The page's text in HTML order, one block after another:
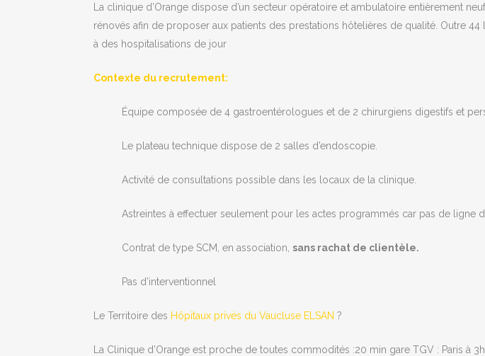
La clinique d’Orange dispose d’un secteur opératoire et ambulatoire entièrement
rénovés afin de proposer aux patients des prestations hôtelières de qualité. Outre
à des hospitalisations de jour
Contexte du recrutement:
Équipe composée de 4 gastroentérologues et de 2 chirurgiens digestifs et
Le plateau technique dispose de 2 salles d’endoscopie.
Activité de consultations possible dans les locaux de la clinique.
Astreintes à effectuer seulement pour les actes programmés car pas de ligne
Contrat de type SCM, en association, sans rachat de clientèle.
Pas d’interventionnel
Le Territoire des Hôpitaux privés du Vaucluse ELSAN ?
La Clinique d’Orange est proche de toutes commodités :20 min gare TGV : Paris